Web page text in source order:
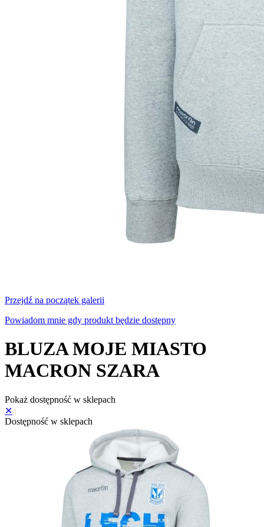
Przejdź na początek galerii
Powiadom mnie gdy produkt będzie dostępny
BLUZA MOJE MIASTO
MACRON SZARA
Pokaż dostępność w sklepach
✕
Dostępność w sklepach